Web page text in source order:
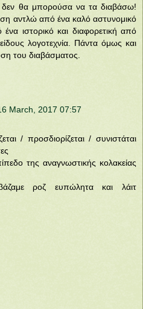
θα μπορούσα να τα διαβάσω!
αντλώ από ένα καλό αστυνομικό
ιστορικό και διαφορετική από
λογοτεχνία. Πάντα όμως και
του διαβάσματος.
March, 2017 07:57
/ προσδιορίζεται / συνιστάται
της αναγνωστικής κολακείας
ροζ ευπώλητα και λάιτ